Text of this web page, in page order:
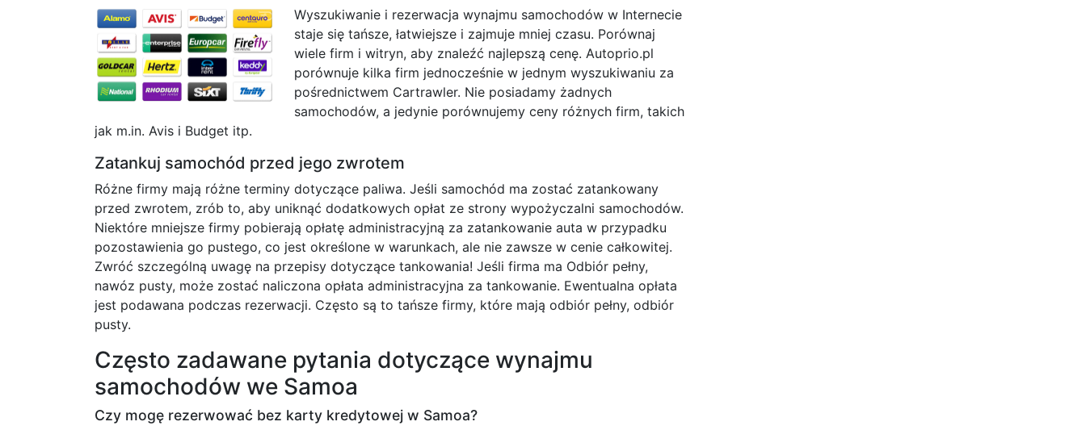
Wyszukiwanie i rezerwacja wynajmu samochodów w Internecie
staje się tańsze, łatwiejsze i zajmuje mniej czasu. Porównaj
wiele firm i witryn, aby znaleźć najlepszą cenę. Autoprio.pl
porównuje kilka firm jednocześnie w jednym wyszukiwaniu za
pośrednictwem Cartrawler. Nie posiadamy żadnych
samochodów, a jedynie porównujemy ceny różnych firm, takich
jak m.in. Avis i Budget itp.
Zatankuj samochód przed jego zwrotem
Różne firmy mają różne terminy dotyczące paliwa. Jeśli samochód ma zostać zatankowany
przed zwrotem, zrób to, aby uniknąć dodatkowych opłat ze strony wypożyczalni samochodów.
Niektóre mniejsze firmy pobierają opłatę administracyjną za zatankowanie auta w przypadku
pozostawienia go pustego, co jest określone w warunkach, ale nie zawsze w cenie całkowitej.
Zwróć szczególną uwagę na przepisy dotyczące tankowania! Jeśli firma ma Odbiór pełny,
nawóz pusty, może zostać naliczona opłata administracyjna za tankowanie. Ewentualna opłata
jest podawana podczas rezerwacji. Często są to tańsze firmy, które mają odbiór pełny, odbiór
pusty.
Często zadawane pytania dotyczące wynajmu
samochodów we Samoa
Czy mogę rezerwować bez karty kredytowej w Samoa?